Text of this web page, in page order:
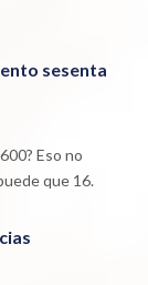
sesenta
Eso no
que 16.